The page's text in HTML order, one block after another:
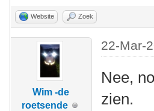
Website Zoek
Wim -de
roetsende
22-Mar-
Nee,
zien.